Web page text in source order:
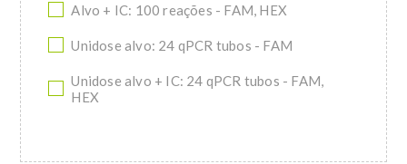
Alvo + IC: 100 reações - FAM, HEX
Unidose alvo: 24 qPCR tubos - FAM
Unidose alvo + IC: 24 qPCR tubos - FAM,
HEX